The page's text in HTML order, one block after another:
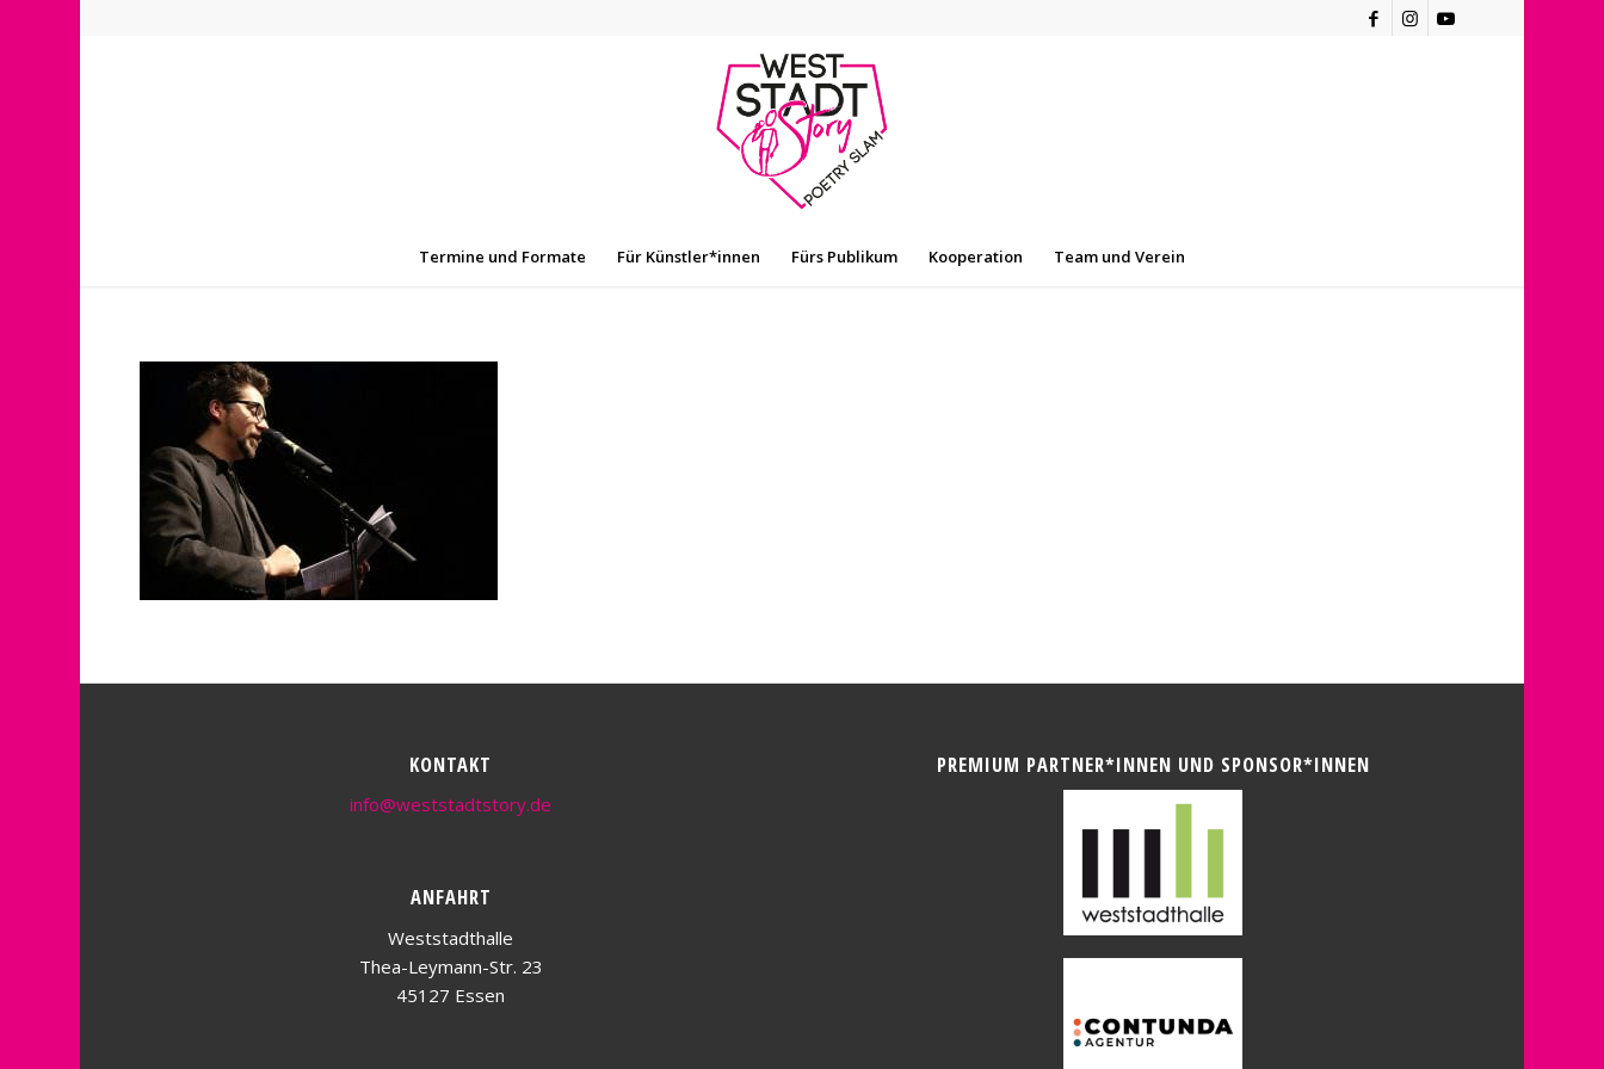
Termine und Formate Für Künstler*innen Fürs Publikum Kooperation Team und Verein
KONTAKT
info@weststadtstory.de
ANFAHRT
Weststadthalle
Thea-Leymann-Str. 23
45127 Essen
PREMIUM PARTNER*INNEN UND SPONSOR*INNEN